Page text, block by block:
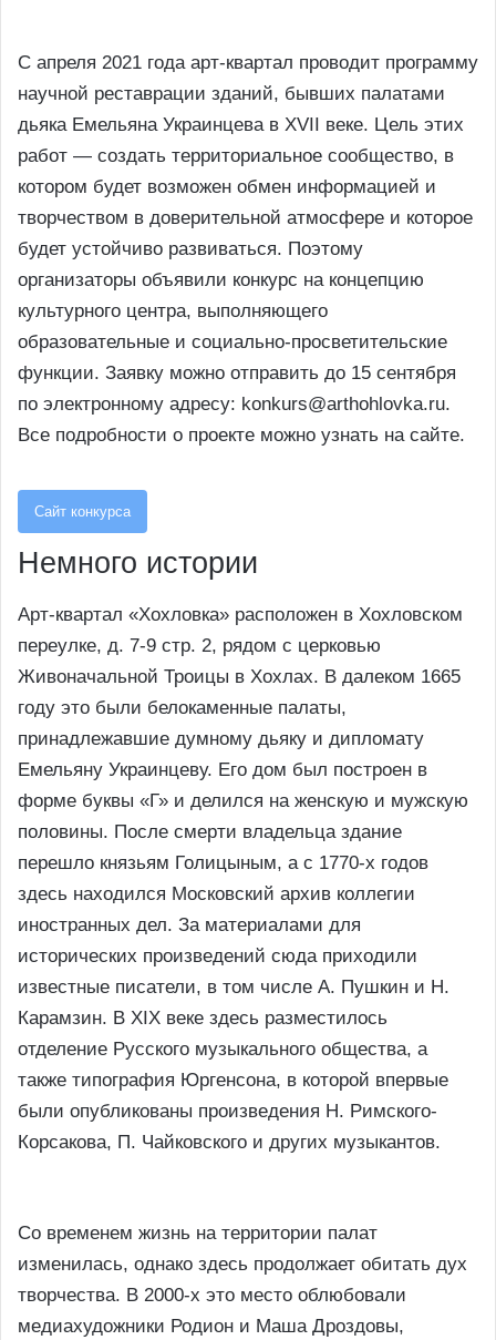
С апреля 2021 года арт-квартал проводит программу
научной реставрации зданий, бывших палатами
дьяка Емельяна Украинцева в XVII веке. Цель этих
работ — создать территориальное сообщество, в
котором будет возможен обмен информацией и
творчеством в доверительной атмосфере и которое
будет устойчиво развиваться. Поэтому
организаторы объявили конкурс на концепцию
культурного центра, выполняющего
образовательные и социально-просветительские
функции. Заявку можно отправить до 15 сентября
по электронному адресу: konkurs@arthohlovka.ru.
Все подробности о проекте можно узнать на сайте.
Сайт конкурса
Немного истории
Арт-квартал «Хохловка» расположен в Хохловском
переулке, д. 7-9 стр. 2, рядом с церковью
Живоначальной Троицы в Хохлах. В далеком 1665
году это были белокаменные палаты,
принадлежавшие думному дьяку и дипломату
Емельяну Украинцеву. Его дом был построен в
форме буквы «Г» и делился на женскую и мужскую
половины. После смерти владельца здание
перешло князьям Голицыным, а с 1770-х годов
здесь находился Московский архив коллегии
иностранных дел. За материалами для
исторических произведений сюда приходили
известные писатели, в том числе А. Пушкин и Н.
Карамзин. В XIX веке здесь разместилось
отделение Русского музыкального общества, а
также типография Юргенсона, в которой впервые
были опубликованы произведения Н. Римского-
Корсакова, П. Чайковского и других музыкантов.
Со временем жизнь на территории палат
изменилась, однако здесь продолжает обитать дух
творчества. В 2000-х это место облюбовали
медиахудожники Родион и Маша Дроздовы,